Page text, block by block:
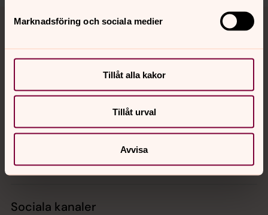
Marknadsföring och sociala medier
Tillåt alla kakor
Tillåt urval
Avvisa
Hitta snabbt
Sociala kanaler